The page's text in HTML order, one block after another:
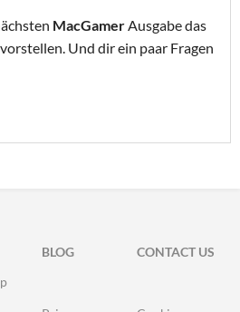
MacGamerAusgabe das
vorstellen. Und dir ein paar Fragen
BLOG
CONTACT US